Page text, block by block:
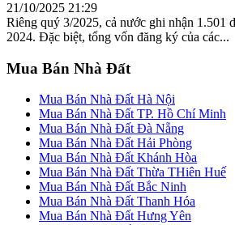
21/10/2025 21:29
Riêng quý 3/2025, cả nước ghi nhận 1.501
2024. Đặc biệt, tổng vốn đăng ký của các...
Mua Bán Nhà Đất
Mua Bán Nhà Đất Hà Nội
Mua Bán Nhà Đất TP. Hồ Chí Minh
Mua Bán Nhà Đất Đà Nẵng
Mua Bán Nhà Đất Hải Phòng
Mua Bán Nhà Đất Khánh Hòa
Mua Bán Nhà Đất Thừa THiên Huế
Mua Bán Nhà Đất Bắc Ninh
Mua Bán Nhà Đất Thanh Hóa
Mua Bán Nhà Đất Hưng Yên